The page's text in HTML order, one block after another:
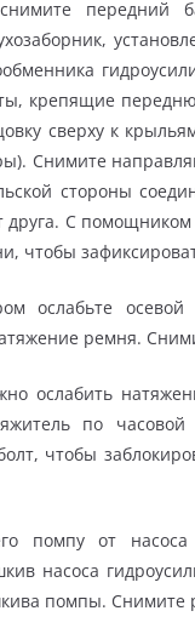
передний
крепящие
сверху к
Снимите
стороны
друга. С
чтобы
ослабьте
ремня.
ослабить
по часовой
чтобы
помпу от насоса
насоса
помпы. Снимите